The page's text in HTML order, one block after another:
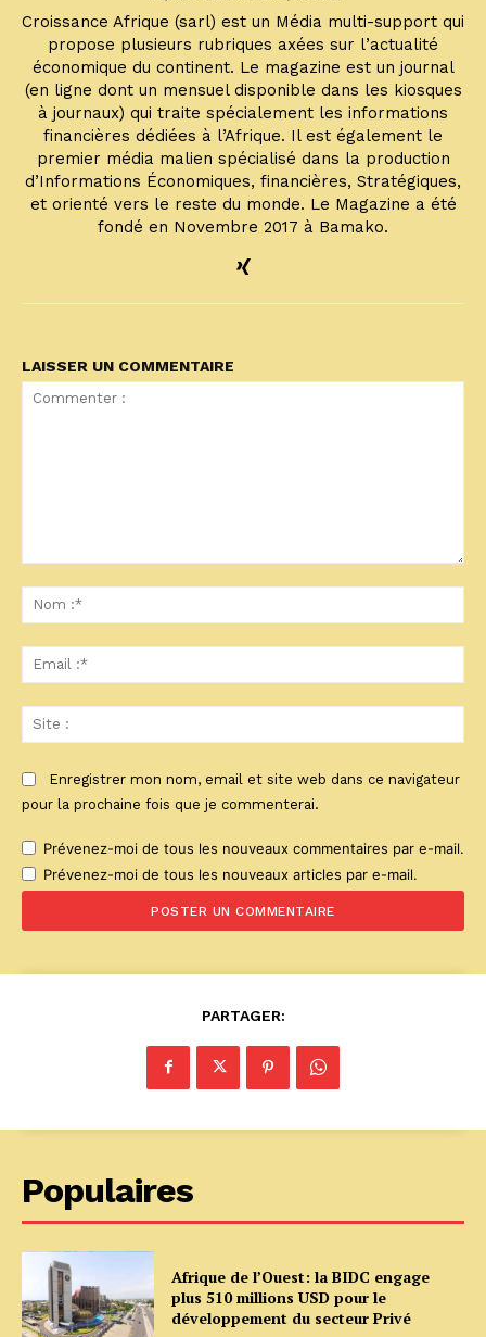
Croissance Afrique (sarl) est un Média multi-support qui
propose plusieurs rubriques axées sur l’actualité
économique du continent. Le magazine est un journal
(en ligne dont un mensuel disponible dans les kiosques
à journaux) qui traite spécialement les informations
financières dédiées à l’Afrique. Il est également le
premier média malien spécialisé dans la production
d’Informations Économiques, financières, Stratégiques,
et orienté vers le reste du monde. Le Magazine a été
fondé en Novembre 2017 à Bamako.
LAISSER UN COMMENTAIRE
:*
:*
:
Enregistrer mon nom, email et site web dans ce navigateur
pour la prochaine fois que je commenterai.
Prévenez-moi de tous les nouveaux commentaires par e-mail.
Prévenez-moi de tous les nouveaux articles par e-mail.
PARTAGER:
Populaires
Afrique de l’Ouest: la BIDC engage
plus 510 millions USD pour le
développement du secteur Privé